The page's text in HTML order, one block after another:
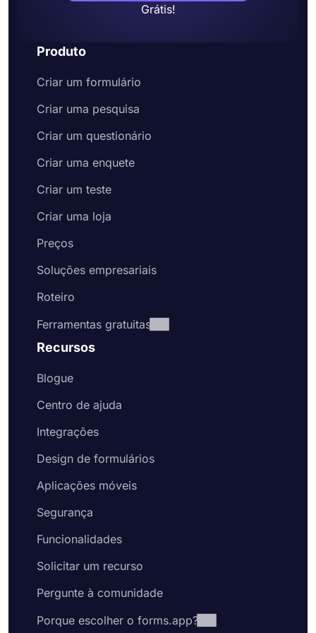
Grátis!
Produto
Criar um formulário
Criar uma pesquisa
Criar um questionário
Criar uma enquete
Criar um teste
Criar uma loja
Preços
Soluções empresariais
Roteiro
Ferramentas gratuitas
Recursos
Blogue
Centro de ajuda
Integrações
Design de formulários
Aplicações móveis
Segurança
Funcionalidades
Solicitar um recurso
Pergunte à comunidade
Porque escolher o forms.app?